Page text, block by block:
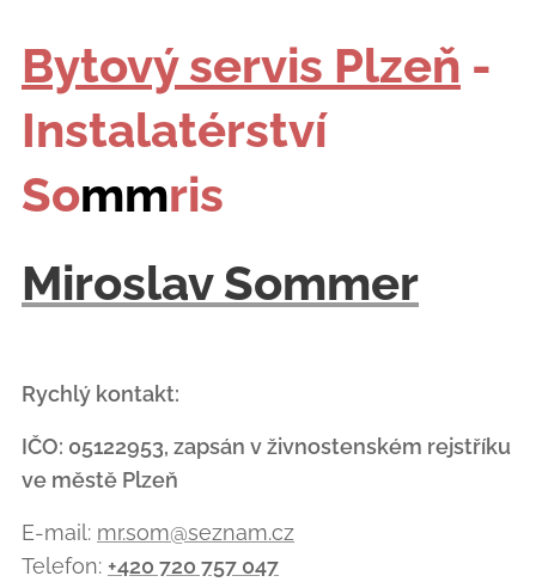
Bytový servis Plzeň -
Instalatérství
Sommris
Miroslav Sommer
Rychlý kontakt:
IČO: 05122953, zapsán v živnostenském rejstříku
ve městě Plzeň
E-mail: mr.som@seznam.cz
Telefon: +420 720 757 047